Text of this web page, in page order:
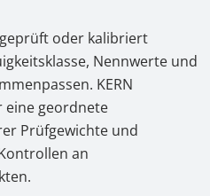
KERN Gewichtssätze
zu Ihrer Anwendung
online bei ascuro©
oder kalibriert
Nennwerte und
KERN
eine geordnete
Prüfgewichte und
an